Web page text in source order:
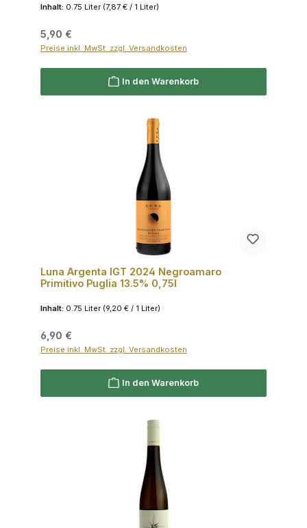
Inhalt: 0.75 Liter (7,87 € / 1 Liter)
Regulärer Preis:
5,90 €
Preise inkl. MwSt. zzgl. Versandkosten
In den Warenkorb
Luna Argenta IGT 2024 Negroamaro
Primitivo Puglia 13.5% 0,75l
Inhalt: 0.75 Liter (9,20 € / 1 Liter)
Regulärer Preis:
6,90 €
Preise inkl. MwSt. zzgl. Versandkosten
In den Warenkorb